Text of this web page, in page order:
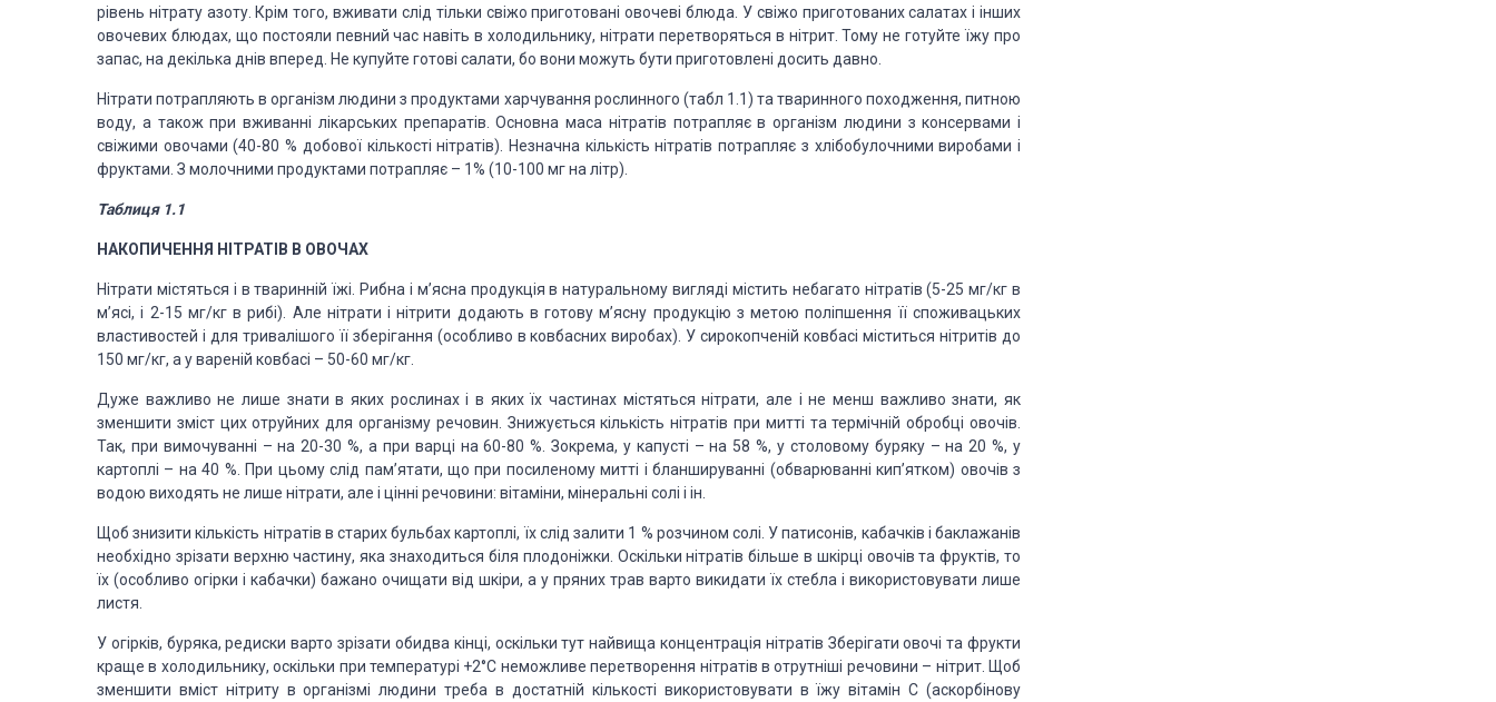
рівень нітрату азоту. Крім того, вживати слід тільки свіжо приготовані овочеві блюда. У свіжо приготованих салатах і інших
овочевих блюдах, що постояли певний час навіть в холодильнику, нітрати перетворяться в нітрит. Тому не готуйте їжу про
запас, на декілька днів вперед. Не купуйте готові салати, бо вони можуть бути приготовлені досить давно.
Нітрати потрапляють в організм людини з продуктами харчування рослинного (табл 1.1) та тваринного походження, питною
воду, а також при вживанні лікарських препаратів. Основна маса нітратів потрапляє в організм людини з консервами і
свіжими овочами (40-80 % добової кількості нітратів). Незначна кількість нітратів потрапляє з хлібобулочними виробами і
фруктами. З молочними продуктами потрапляє – 1% (10-100 мг на літр).
Таблиця 1.1
НАКОПИЧЕННЯ НІТРАТІВ В ОВОЧАХ
Нітрати містяться і в тваринній їжі. Рибна і м’ясна продукція в натуральному вигляді містить небагато нітратів (5-25 мг/кг в
м’ясі, і 2-15 мг/кг в рибі). Але нітрати і нітрити додають в готову м’ясну продукцію з метою поліпшення її споживацьких
властивостей і для тривалішого її зберігання (особливо в ковбасних виробах). У сирокопченій ковбасі міститься нітритів до
150 мг/кг, а у вареній ковбасі – 50-60 мг/кг.
Дуже важливо не лише знати в яких рослинах і в яких їх частинах містяться нітрати, але і не менш важливо знати, як
зменшити зміст цих отруйних для організму речовин. Знижується кількість нітратів при митті та термічній обробці овочів.
Так, при вимочуванні – на 20-30 %, а при варці на 60-80 %. Зокрема, у капусті – на 58 %, у столовому буряку – на 20 %, у
картоплі – на 40 %. При цьому слід пам’ятати, що при посиленому митті і бланшируванні (обварюванні кип’ятком) овочів з
водою виходять не лише нітрати, але і цінні речовини: вітаміни, мінеральні солі і ін.
Щоб знизити кількість нітратів в старих бульбах картоплі, їх слід залити 1 % розчином солі. У патисонів, кабачків і баклажанів
необхідно зрізати верхню частину, яка знаходиться біля плодоніжки. Оскільки нітратів більше в шкірці овочів та фруктів, то
їх (особливо огірки і кабачки) бажано очищати від шкіри, а у пряних трав варто викидати їх стебла і використовувати лише
листя.
У огірків, буряка, редиски варто зрізати обидва кінці, оскільки тут найвища концентрація нітратів Зберігати овочі та фрукти
краще в холодильнику, оскільки при температурі +2°С неможливе перетворення нітратів в отрутніші речовини – нітрит. Щоб
зменшити вміст нітриту в організмі людини треба в достатній кількості використовувати в їжу вітамін С (аскорбінову